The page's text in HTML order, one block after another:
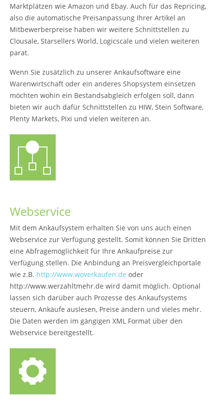
Marktplätzen wie Amazon und Ebay. Auch für das Repricing,
also die automatische Preisanpassung Ihrer Artikel an
Mitbewerberpreise haben wir weitere Schnittstellen zu
Clousale, Starsellers World, Logicscale und vielen weiteren
parat.
Wenn Sie zusätzlich zu unserer Ankaufsoftware eine
Warenwirtschaft oder ein anderes Shopsystem einsetzen
möchten wohin ein Bestandsabgleich erfolgen soll, dann
bieten wir auch dafür Schnittstellen zu HIW, Stein Software,
Plenty Markets, Pixi und vielen weiteren an.
Webservice
Mit dem Ankaufsystem erhalten Sie von uns auch einen
Webservice zur Verfügung gestellt. Somit können Sie Dritten
eine Abfragemöglichkeit für Ihre Ankaufpreise zur
Verfügung stellen. Die Anbindung an Preisvergleichportale
wie z.B. http://www.woverkaufen.de oder
http://www.werzahltmehr.de wird damit möglich. Optional
lassen sich darüber auch Prozesse des Ankaufsystems
steuern, Ankäufe auslesen, Preise ändern und vieles mehr.
Die Daten werden im gängigen XML Format über den
Webservice bereitgestellt.